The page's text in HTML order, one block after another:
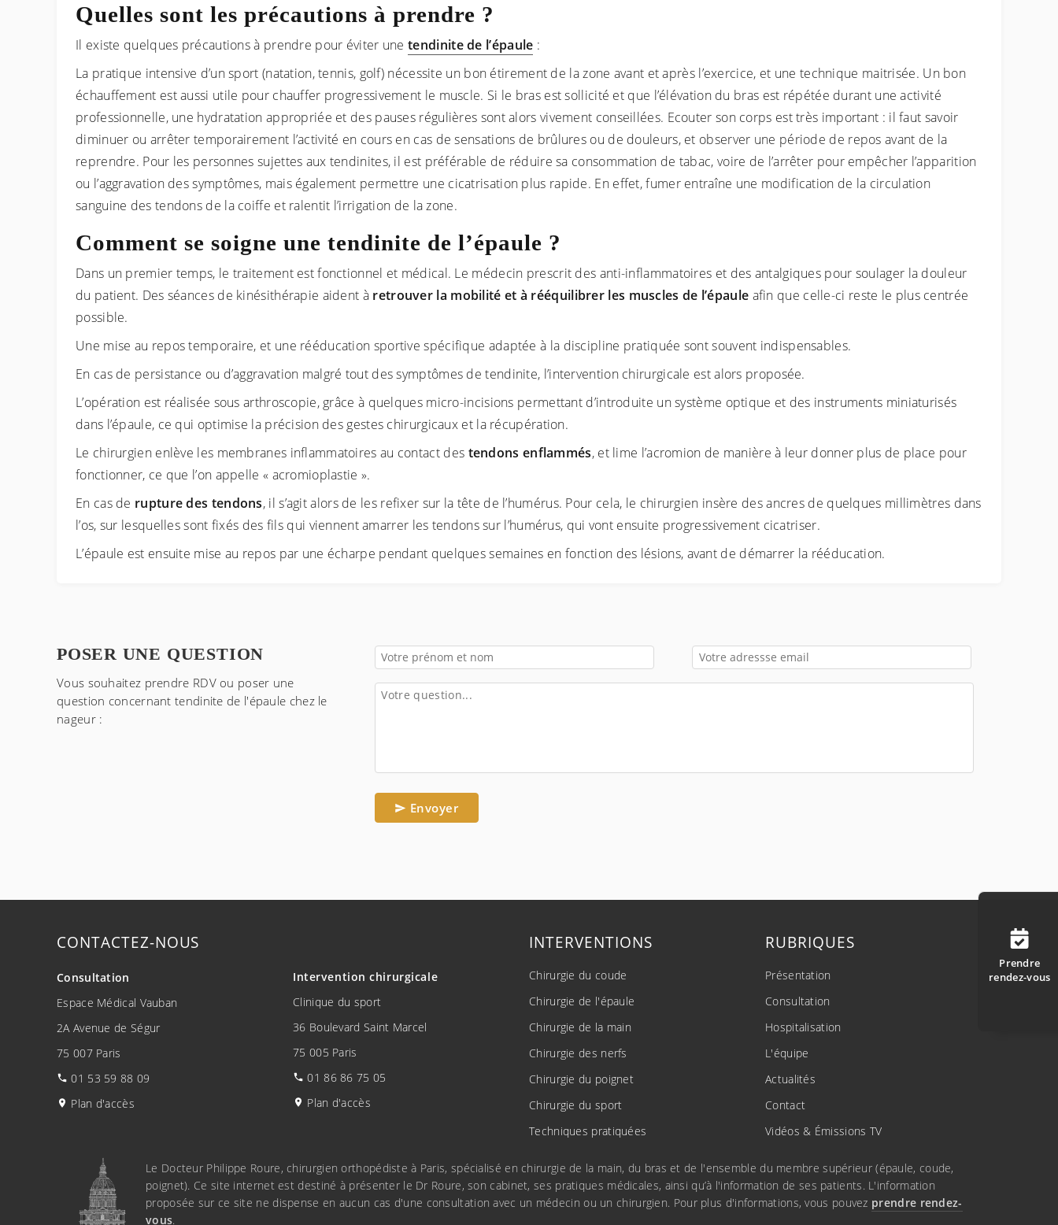
Prendre
rendez-vous
Quelles sont les précautions à prendre ?
Il existe quelques précautions à prendre pour éviter unetendinite de l’épaule :
La pratique intensive d’un sport (natation, tennis, golf) nécessite un bon étirement de la zone avant et après l’exercice, et une technique maitrisée. Un bon
échauffement est aussi utile pour chauffer progressivement le muscle. Si le bras est sollicité et que l’élévation du bras est répétée durant une activité
professionnelle, une hydratation appropriée et des pauses régulières sont alors vivement conseillées. Ecouter son corps est très important : il faut savoir
diminuer ou arrêter temporairement l’activité en cours en cas de sensations de brûlures ou de douleurs, et observer une période de repos avant de la
reprendre. Pour les personnes sujettes aux tendinites, il est préférable de réduire sa consommation de tabac, voire de l’arrêter pour empêcher l’apparition
ou l’aggravation des symptômes, mais également permettre une cicatrisation plus rapide. En effet, fumer entraîne une modification de la circulation
sanguine des tendons de la coiffe et ralentit l’irrigation de la zone.
Comment se soigne une tendinite de l’épaule ?
Dans un premier temps, le traitement est fonctionnel et médical. Le médecin prescrit des anti-inflammatoires et des antalgiques pour soulager la douleur
du patient. Des séances de kinésithérapie aident à retrouver la mobilité et à rééquilibrer les muscles de l’épaule afin que celle-ci reste le plus centrée
possible.
Une mise au repos temporaire, et une rééducation sportive spécifique adaptée à la discipline pratiquée sont souvent indispensables.
En cas de persistance ou d’aggravation malgré tout des symptômes de tendinite, l’intervention chirurgicale est alors proposée.
L’opération est réalisée sous arthroscopie, grâce à quelques micro-incisions permettant d’introduite un système optique et des instruments miniaturisés
dans l’épaule, ce qui optimise la précision des gestes chirurgicaux et la récupération.
Le chirurgien enlève les membranes inflammatoires au contact des tendons enflammés, et lime l’acromion de manière à leur donner plus de place pour
fonctionner, ce que l’on appelle « acromioplastie ».
En cas de rupture des tendons, il s’agit alors de les refixer sur la tête de l’humérus. Pour cela, le chirurgien insère des ancres de quelques millimètres dans
l’os, sur lesquelles sont fixés des fils qui viennent amarrer les tendons sur l’humérus, qui vont ensuite progressivement cicatriser.
L’épaule est ensuite mise au repos par une écharpe pendant quelques semaines en fonction des lésions, avant de démarrer la rééducation.
POSER UNE QUESTION
Vous souhaitez prendre RDV ou poser une
question concernant tendinite de l'épaule chez le
nageur:
Envoyer
CONTACTEZ-NOUS
Consultation
Espace Médical Vauban
2A Avenue de Ségur
75 007 Paris
01 53 59 88 09
Plan d'accès
Intervention chirurgicale
Clinique du sport
36 Boulevard Saint Marcel
75 005 Paris
01 86 86 75 05
Plan d'accès
INTERVENTIONS
Chirurgie du coude
Chirurgie de l'épaule
Chirurgie de la main
Chirurgie des nerfs
Chirurgie du poignet
Chirurgie du sport
Techniques pratiquées
RUBRIQUES
Présentation
Consultation
Hospitalisation
L'équipe
Actualités
Contact
Vidéos & Émissions TV
Le Docteur Philippe Roure, chirurgien orthopédiste à Paris, spécialisé en chirurgie de la main, du bras et de l'ensemble du membre supérieur (épaule, coude,
poignet). Ce site internet est destiné à présenter le Dr Roure, son cabinet, ses pratiques médicales, ainsi qu’à l'information de ses patients. L'information
proposée sur ce site ne dispense en aucun cas d'une consultation avec un médecin ou un chirurgien. Pour plus d'informations, vous pouvez prendre rendez-
vous.